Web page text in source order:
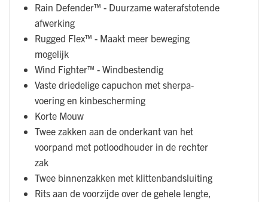
Rain Defender™ - Duurzame waterafstotende
afwerking
Rugged Flex™ - Maakt meer beweging
mogelijk
Wind Fighter™ - Windbestendig
Vaste driedelige capuchon met sherpa-
voering en kinbescherming
Korte Mouw
Twee zakken aan de onderkant van het
voorpand met potloodhouder in de rechter
zak
Twee binnenzakken met klittenbandsluiting
Rits aan de voorzijde over de gehele lengte,